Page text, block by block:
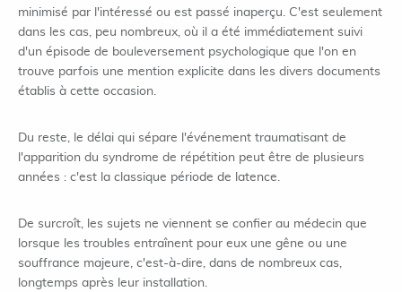
minimisé par l'intéressé ou est passé inaperçu. C'est seulement
dans les cas, peu nombreux, où il a été immédiatement suivi
d'un épisode de bouleversement psychologique que l'on en
trouve parfois une mention explicite dans les divers documents
établis à cette occasion.
Du reste, le délai qui sépare l'événement traumatisant de
l'apparition du syndrome de répétition peut être de plusieurs
années : c'est la classique période de latence.
De surcroît, les sujets ne viennent se confier au médecin que
lorsque les troubles entraînent pour eux une gêne ou une
souffrance majeure, c'est-à-dire, dans de nombreux cas,
longtemps après leur installation.